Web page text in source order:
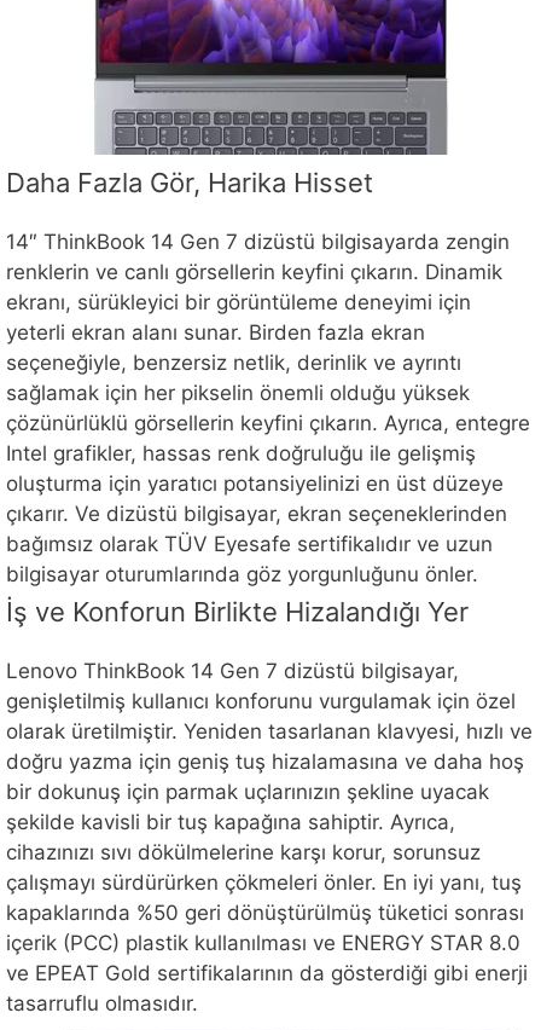
Daha Fazla Gör, Harika Hisset
14″ ThinkBook 14 Gen 7 dizüstü bilgisayarda zengin
renklerin ve canlı görsellerin keyfini çıkarın. Dinamik
ekranı, sürükleyici bir görüntüleme deneyimi için
yeterli ekran alanı sunar. Birden fazla ekran
seçeneğiyle, benzersiz netlik, derinlik ve ayrıntı
sağlamak için her pikselin önemli olduğu yüksek
çözünürlüklü görsellerin keyfini çıkarın. Ayrıca, entegre
Intel grafikler, hassas renk doğruluğu ile gelişmiş
oluşturma için yaratıcı potansiyelinizi en üst düzeye
çıkarır. Ve dizüstü bilgisayar, ekran seçeneklerinden
bağımsız olarak TÜV Eyesafe sertifikalıdır ve uzun
bilgisayar oturumlarında göz yorgunluğunu önler.
İş ve Konforun Birlikte Hizalandığı Yer
Lenovo ThinkBook 14 Gen 7 dizüstü bilgisayar,
genişletilmiş kullanıcı konforunu vurgulamak için özel
olarak üretilmiştir. Yeniden tasarlanan klavyesi, hızlı ve
doğru yazma için geniş tuş hizalamasına ve daha hoş
bir dokunuş için parmak uçlarınızın şekline uyacak
şekilde kavisli bir tuş kapağına sahiptir. Ayrıca,
cihazınızı sıvı dökülmelerine karşı korur, sorunsuz
çalışmayı sürdürürken çökmeleri önler. En iyi yanı, tuş
kapaklarında %50 geri dönüştürülmüş tüketici sonrası
içerik (PCC) plastik kullanılması ve ENERGY STAR 8.0
ve EPEAT Gold sertifikalarının da gösterdiği gibi enerji
tasarruflu olmasıdır.